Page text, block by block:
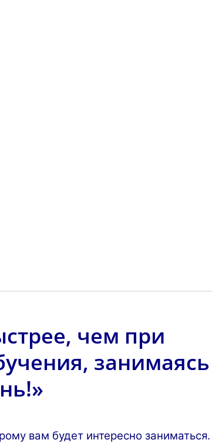
чем при
занимаясь
вам будет интересно заниматься.